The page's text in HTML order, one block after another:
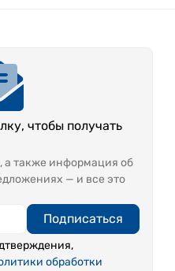
чтобы получать
а также информация об
— и все это
Подписаться
обработки